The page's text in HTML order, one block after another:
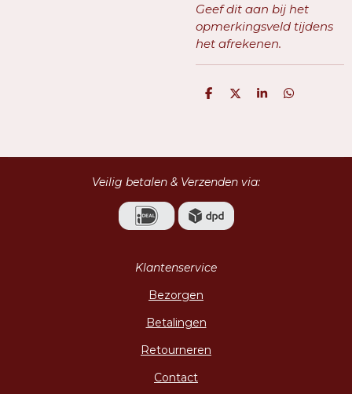
Geef dit aan bij het
opmerkingsveld tijdens
het afrekenen.
D
D
S
D
Veilig betalen & Verzenden via:
Klantenservice
Bezorgen
Betalingen
Retourneren
Contact